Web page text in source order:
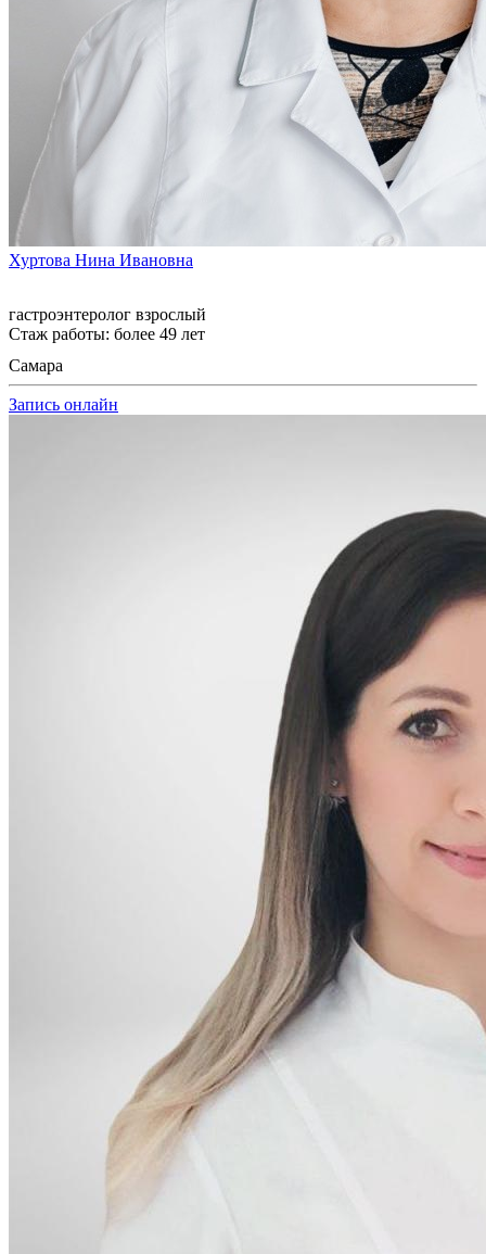
Хуртова Нина Ивановна
гастроэнтеролог взрослый
Стаж работы: более 49 лет
Самара
Запись онлайн